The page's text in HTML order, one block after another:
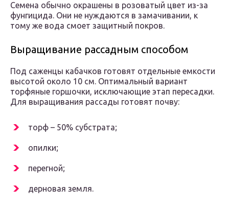
Семена обычно окрашены в розоватый цвет из-за
фунгицида. Они не нуждаются в замачивании, к
тому же вода смоет защитный покров.
Выращивание рассадным способом
Под саженцы кабачков готовят отдельные емкости
высотой около 10 см. Оптимальный вариант
торфяные горшочки, исключающие этап пересадки.
Для выращивания рассады готовят почву:
торф – 50% субстрата;
опилки;
перегной;
дерновая земля.